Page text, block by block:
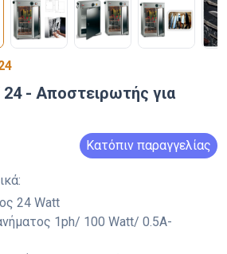
24 - Αποστειρωτής για
Κατόπιν παραγγελίας
:
24 Watt
1ph/ 100 Watt/ 0.5A-